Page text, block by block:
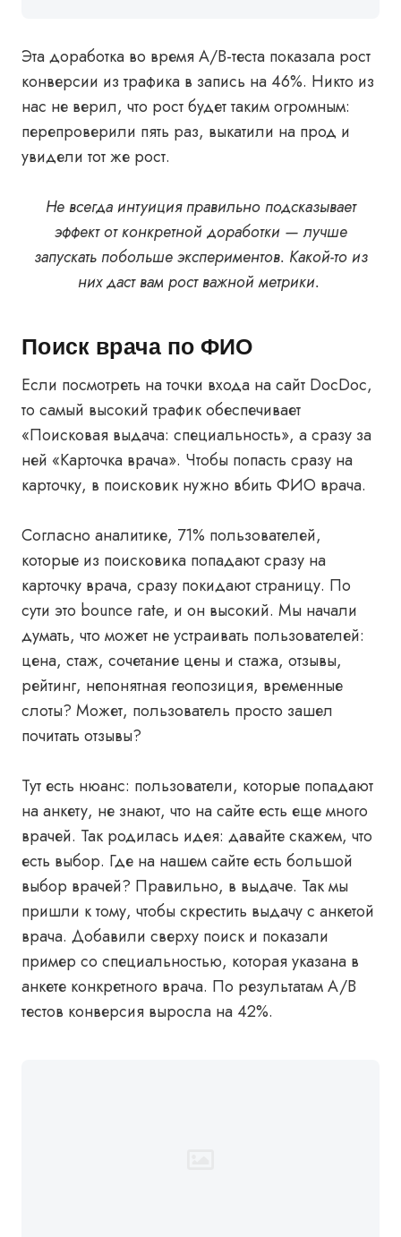
Эта доработка во время А/B-теста показала рост
конверсии из трафика в запись на 46%. Никто из
нас не верил, что рост будет таким огромным:
перепроверили пять раз, выкатили на прод и
увидели тот же рост.
Не всегда интуиция правильно подсказывает
эффект от конкретной доработки — лучше
запускать побольше экспериментов. Какой-то из
них даст вам рост важной метрики.
Поиск врача по ФИО
Если посмотреть на точки входа на сайт DocDoc,
то самый высокий трафик обеспечивает
«Поисковая выдача: специальность», а сразу за
ней «Карточка врача». Чтобы попасть сразу на
карточку, в поисковик нужно вбить ФИО врача.
Согласно аналитике, 71% пользователей,
которые из поисковика попадают сразу на
карточку врача, сразу покидают страницу. По
сути это bounce rate, и он высокий. Мы начали
думать, что может не устраивать пользователей:
цена, стаж, сочетание цены и стажа, отзывы,
рейтинг, непонятная геопозиция, временные
слоты? Может, пользователь просто зашел
почитать отзывы?
Тут есть нюанс: пользователи, которые попадают
на анкету, не знают, что на сайте есть еще много
врачей. Так родилась идея: давайте скажем, что
есть выбор. Где на нашем сайте есть большой
выбор врачей? Правильно, в выдаче. Так мы
пришли к тому, чтобы скрестить выдачу с анкетой
врача. Добавили сверху поиск и показали
пример со специальностью, которая указана в
анкете конкретного врача. По результатам A/B
тестов конверсия выросла на 42%.